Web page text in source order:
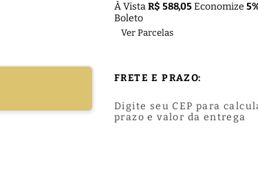
À VistaR$ 588,05Economize
Boleto
Ver Parcelas
FRETE E PRAZO:
Digite seu CEP para
prazo e valor da entrega